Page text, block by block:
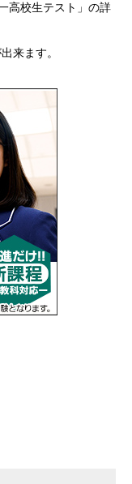
高校生テスト」の詳
来ます。